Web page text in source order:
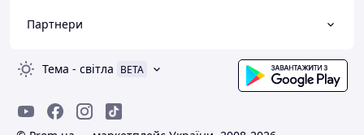
Партнери
Тема - світла BETA